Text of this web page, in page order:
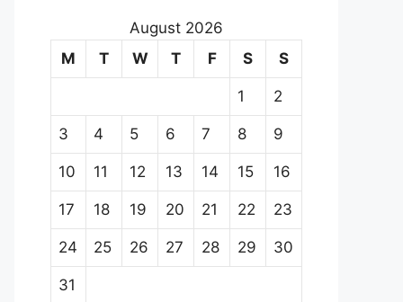
August 2026
M
T W T F S S
1 2
3 4 5 6 7 8 9
10 11 12 13 14 15 16
17 18 19 20 21 22 23
24 25 26 27 28 29 30
31